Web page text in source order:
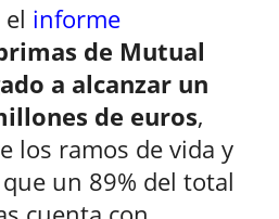
informe
de Mutual
a alcanzar un
de euros,
los ramos de vida y
un 89% del total